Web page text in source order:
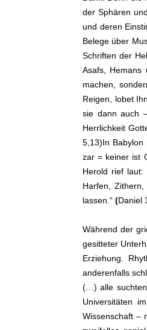
der Sphären
und deren
Belege über
Schriften der
Asafs, Hemans
machen,
Reigen, lobet
sie dann auch
Herrlichkeit
5,13)In
zar = keiner ist
Herold rief laut:
Harfen,
lassen.“ (Daniel
Während der
gesitteter
Erziehung.
anderenfalls
(…) alle suchten
Universitäten
Wissenschaft –